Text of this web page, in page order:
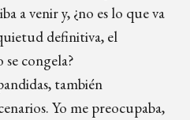
a venir y, ¿no es lo que va
definitiva, el
congela?
también
Yo me preocupaba,